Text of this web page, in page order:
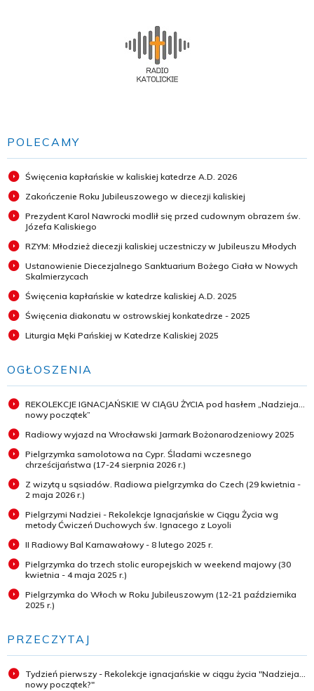
POLECAMY
Święcenia kapłańskie w kaliskiej katedrze A.D. 2026
Zakończenie Roku Jubileuszowego w diecezji kaliskiej
Prezydent Karol Nawrocki modlił się przed cudownym obrazem św.
Józefa Kaliskiego
RZYM: Młodzież diecezji kaliskiej uczestniczy w Jubileuszu Młodych
Ustanowienie Diecezjalnego Sanktuarium Bożego Ciała w Nowych
Skalmierzycach
Święcenia kapłańskie w katedrze kaliskiej A.D. 2025
Święcenia diakonatu w ostrowskiej konkatedrze - 2025
Liturgia Męki Pańskiej w Katedrze Kaliskiej 2025
OGŁOSZENIA
REKOLEKCJE IGNACJAŃSKIE W CIĄGU ŻYCIA pod hasłem „Nadzieja...
nowy początek”
Radiowy wyjazd na Wrocławski Jarmark Bożonarodzeniowy 2025
Pielgrzymka samolotowa na Cypr. Śladami wczesnego
chrześcijaństwa (17-24 sierpnia 2026 r.)
Z wizytą u sąsiadów. Radiowa pielgrzymka do Czech (29 kwietnia -
2 maja 2026 r.)
Pielgrzymi Nadziei - Rekolekcje Ignacjańskie w Ciągu Życia wg
metody Ćwiczeń Duchowych św. Ignacego z Loyoli
II Radiowy Bal Karnawałowy - 8 lutego 2025 r.
Pielgrzymka do trzech stolic europejskich w weekend majowy (30
kwietnia - 4 maja 2025 r.)
Pielgrzymka do Włoch w Roku Jubileuszowym (12-21 października
2025 r.)
PRZECZYTAJ
Tydzień pierwszy - Rekolekcje ignacjańskie w ciągu życia "Nadzieja...
nowy początek?"